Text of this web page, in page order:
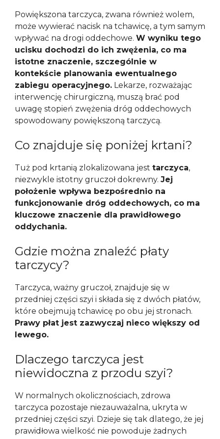
Powiększona tarczyca, zwana również wolem,
może wywierać nacisk na tchawicę, a tym samym
wpływać na drogi oddechowe. W wyniku tego
ucisku dochodzi do ich zwężenia, co ma
istotne znaczenie, szczególnie w
kontekście planowania ewentualnego
zabiegu operacyjnego. Lekarze, rozważając
interwencję chirurgiczną, muszą brać pod
uwagę stopień zwężenia dróg oddechowych
spowodowany powiększoną tarczycą.
Co znajduje się poniżej krtani?
Tuż pod krtanią zlokalizowana jest tarczyca,
niezwykle istotny gruczoł dokrewny. Jej
położenie wpływa bezpośrednio na
funkcjonowanie dróg oddechowych, co ma
kluczowe znaczenie dla prawidłowego
oddychania.
Gdzie można znaleźć płaty
tarczycy?
Tarczyca, ważny gruczoł, znajduje się w
przedniej części szyi i składa się z dwóch płatów,
które obejmują tchawicę po obu jej stronach.
Prawy płat jest zazwyczaj nieco większy od
lewego.
Dlaczego tarczyca jest
niewidoczna z przodu szyi?
W normalnych okolicznościach, zdrowa
tarczyca pozostaje niezauważalna, ukryta w
przedniej części szyi. Dzieje się tak dlatego, że jej
prawidłowa wielkość nie powoduje żadnych